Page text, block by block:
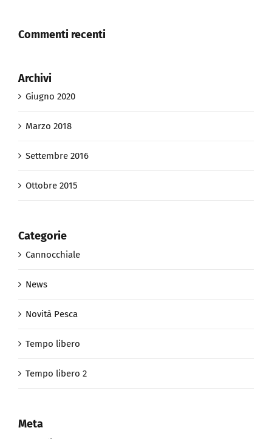
Commenti recenti
Archivi
Giugno 2020
Marzo 2018
Settembre 2016
Ottobre 2015
Categorie
Cannocchiale
News
Novità Pesca
Tempo libero
Tempo libero 2
Meta